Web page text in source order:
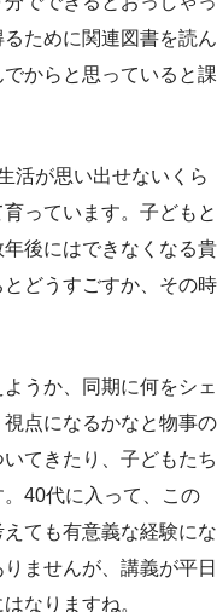
ために関連図書を読ん
からと思っていると課
活が思い出せないくら
っています。子どもと
後にはできなくなる貴
どうすごすか、その時
うか、同期に何をシェ
点になるかなと物事の
てきたり、子どもたち
40代に入って、この
ても有意義な経験にな
ませんが、講義が平日
なりますね。